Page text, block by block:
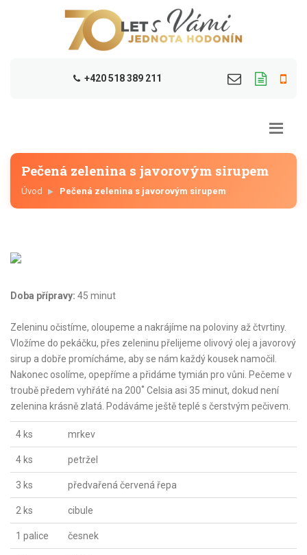
+420 518 389 211
Pečená zelenina s javorovým sirupem
Úvod Pečená zelenina s javorovým sirupem
Doba přípravy: 45 minut
Zeleninu očistíme, oloupeme a nakrájíme na poloviny až čtvrtiny.
Vložíme do pekáčku, přes zeleninu přelijeme olivový olej a javorový
sirup a dobře promícháme, aby se nám každý kousek namočil.
Nakonec osolíme, opepříme a přidáme tymián pro vůni. Pečeme v
troubě předem vyhřáté na 200˚ Celsia asi 35 minut, dokud není
zelenina krásně zlatá. Podáváme ještě teplé s čerstvým pečivem.
4 ks mrkev
4 ks petržel
3 ks předvařená červená řepa
2 ks cibule
1 palice česnek